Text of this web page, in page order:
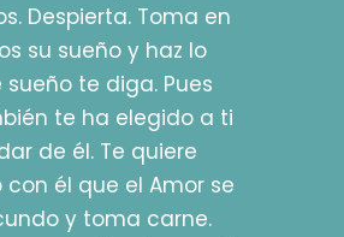
Despierta. Toma en
su sueño y haz lo
te diga. Pues
te ha elegido a ti
de él. Te quiere
con él que el Amor se
y toma carne.